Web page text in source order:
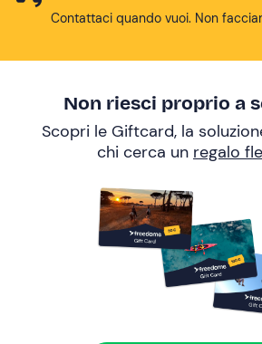
Contattaci quando vuoi. Non
Non riesci proprio a
Scopri le Giftcard, la
chi cerca un regalo